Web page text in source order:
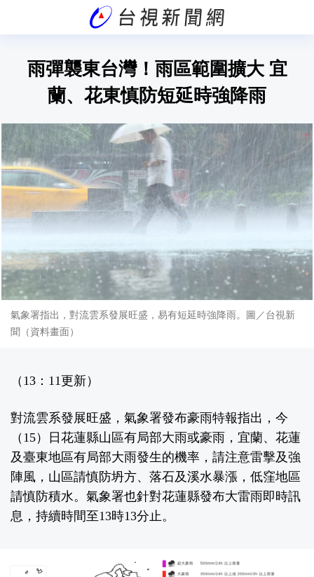
雨彈襲東台灣！雨區範圍擴大 宜
蘭、花東慎防短延時強降雨
氣象署指出，對流雲系發展旺盛，易有短延時強降雨。圖／台視新
聞（資料畫面）
（13：11更新）
對流雲系發展旺盛，氣象署發布豪雨特報指出，今
（15）日花蓮縣山區有局部大雨或豪雨，宜蘭、花蓮
及臺東地區有局部大雨發生的機率，請注意雷擊及強
陣風，山區請慎防坍方、落石及溪水暴漲，低窪地區
請慎防積水。氣象署也針對花蓮縣發布大雷雨即時訊
息，持續時間至13時13分止。